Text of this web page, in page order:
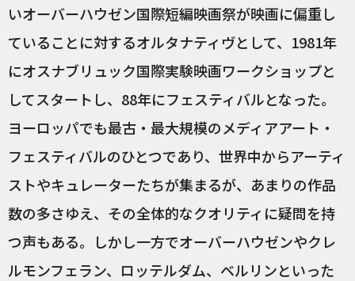
いオーバーハウゼン国際短編映画祭が映画に偏重し
ていることに対するオルタナティヴとして、1981年
にオスナブリュック国際実験映画ワークショップと
してスタートし、88年にフェスティバルとなった。
ヨーロッパでも最古・最大規模のメディアアート・
フェスティバルのひとつであり、世界中からアーティ
ストやキュレーターたちが集まるが、あまりの作品
数の多さゆえ、その全体的なクオリティに疑問を持
つ声もある。しかし一方でオーバーハウゼンやクレ
ルモンフェラン、ロッテルダム、ベルリンといった